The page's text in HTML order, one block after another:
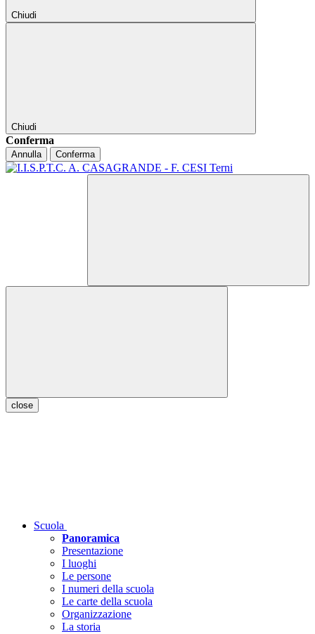
Chiudi
Chiudi
Conferma
Annulla Conferma
close
Scuola
Panoramica
Presentazione
I luoghi
Le persone
I numeri della scuola
Le carte della scuola
Organizzazione
La storia